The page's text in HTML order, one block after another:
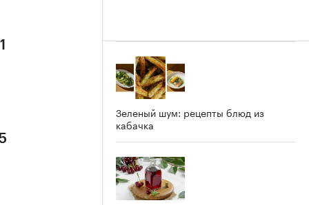
Зеленый шум: рецепты блюд из
кабачка